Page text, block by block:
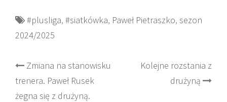
#plusliga, #siatkówka, Paweł Pietraszko, sezon
2024/2025
Post
navigation
Zmiana na stanowisku
trenera. Paweł Rusek
żegna się z drużyną.
Kolejne rozstania z
drużyną